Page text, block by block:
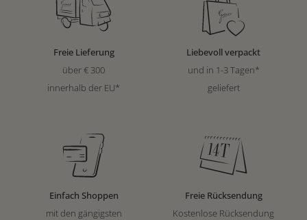
Freie Lieferung
über € 300
innerhalb der EU*
Liebevoll verpackt
und in 1-3 Tagen*
geliefert
Einfach Shoppen
mit den gängigsten
Freie Rücksendung
Kostenlose Rücksendung